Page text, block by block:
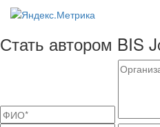
Стать автором BIS